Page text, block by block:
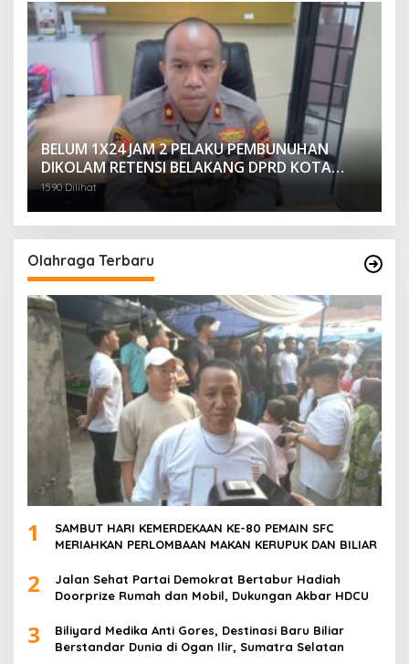
BELUM 1X24 JAM 2 PELAKU PEMBUNUHAN
DIKOLAM RETENSI BELAKANG DPRD KOTA
PALEMBANG TELAH DIRINGKUS ANGGOTA
1590 Dilihat
Olahraga Terbaru
1
SAMBUT HARI KEMERDEKAAN KE-80 PEMAIN SFC
MERIAHKAN PERLOMBAAN MAKAN KERUPUK DAN BILIAR
2
Jalan Sehat Partai Demokrat Bertabur Hadiah
Doorprize Rumah dan Mobil, Dukungan Akbar HDCU
3
Biliyard Medika Anti Gores, Destinasi Baru Biliar
Berstandar Dunia di Ogan Ilir, Sumatra Selatan